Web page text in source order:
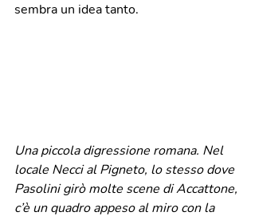
sembra un idea tanto.
Una piccola digressione romana. Nel
locale Necci al Pigneto, lo stesso dove
Pasolini girò molte scene di Accattone,
c’è un quadro appeso al miro con la